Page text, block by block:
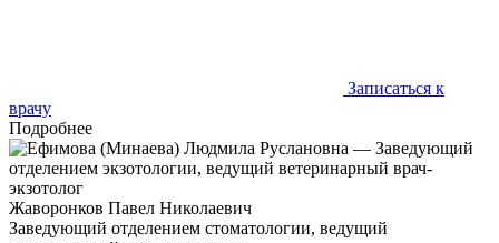
Записаться к
врачу
Подробнее
Жаворонков Павел Николаевич
Заведующий отделением стоматологии, ведущий